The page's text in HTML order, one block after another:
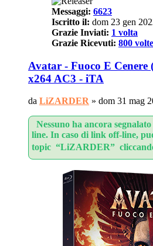
Messaggi: 6623
Iscritto il: dom 23 gen
Grazie Inviati: 1 volta
Grazie Ricevuti: 800 volte
Avatar - Fuoco E
x264 AC3 - iTA
da LiZARDER » dom 31 mag
Nessuno ha ancora
line. In caso di link off-line,
topic “LiZARDER”